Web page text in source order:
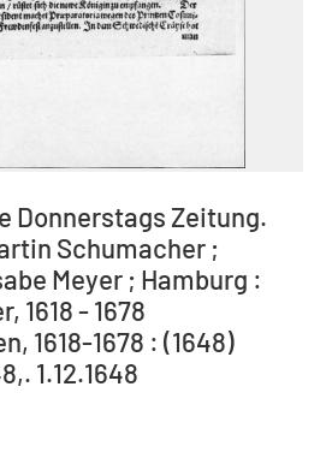
Donnerstags Zeitung.
Schumacher ;
Meyer ; Hamburg :
1618 - 1678
1618-1678 : (1648)
1.12.1648